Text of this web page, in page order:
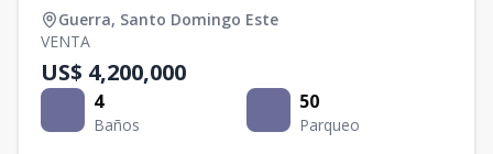
Guerra, Santo Domingo Este
VENTA
US$ 4,200,000
4
Baños
50
Parqueo